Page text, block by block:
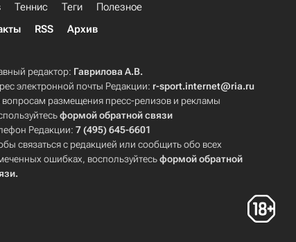
Теннис Теги
Полезное
RSS Архив
редактор: Гаврилова А.В.
электронной почты Редакции: r-sport.internet@ria.ru
размещения пресс-релизов и рекламы
формой обратной связи
Редакции:7 (495) 645-6601
связаться с редакцией или сообщить обо всех
ошибках, воспользуйтесьформой обратной
.